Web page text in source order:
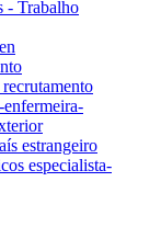
- Trabalho
estrangeiro
especialista-